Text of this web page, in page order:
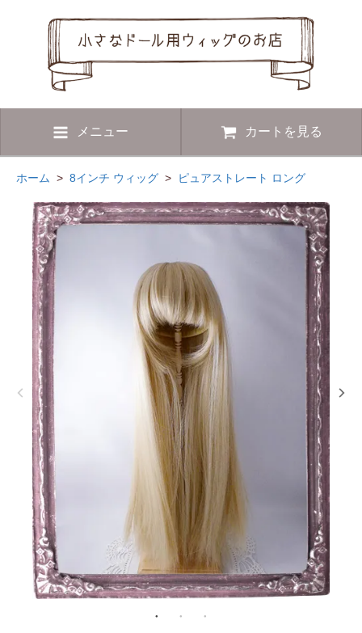
メニュー カートを見る
ホーム > 8インチ ウィッグ > ピュアストレート ロング